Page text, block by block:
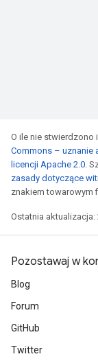
O ile nie stwierdzono
Commons – uznanie
licencji Apache 2.0.
zasady dotyczące
znakiem towarowym
Ostatnia aktualizacja:
Pozostawaj w
Blog
Forum
GitHub
Twitter